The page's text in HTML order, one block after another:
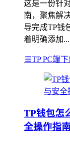
这是一份针
南，聚焦解
导完成TP钱
着明确添加...
TP PC端
TP钱包怎
全操作指